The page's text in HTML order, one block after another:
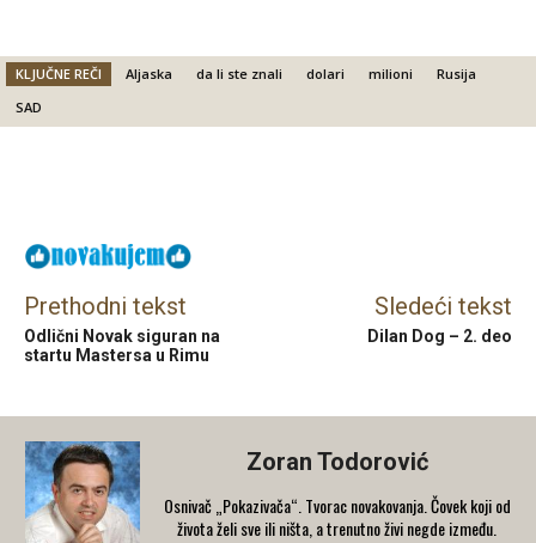
KLJUČNE REČI Aljaska da li ste znali dolari milioni
Rusija
SAD
Prethodni tekst
Odlični Novak siguran na
startu Mastersa u Rimu
Sledeći tekst
Dilan Dog – 2. deo
Zoran Todorović
Osnivač „Pokazivača“. Tvorac novakovanja. Čovek koji od
života želi sve ili ništa, a trenutno živi negde između.